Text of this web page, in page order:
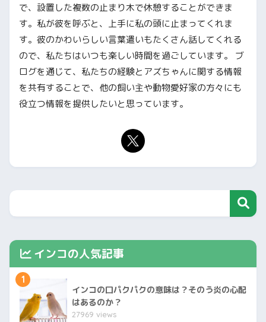
で、設置した複数の止まり木で休憩することができま
す。私が彼を呼ぶと、上手に私の頭に止まってくれま
す。彼のかわいらしい言葉遣いもたくさん話してくれる
ので、私たちはいつも楽しい時間を過ごしています。 ブ
ログを通じて、私たちの経験とアズちゃんに関する情報
を共有することで、他の飼い主や動物愛好家の方々にも
役立つ情報を提供したいと思っています。
インコの人気記事
1
インコの口パクパクの意味は？そのう炎の心配
はあるのか？
27969 views